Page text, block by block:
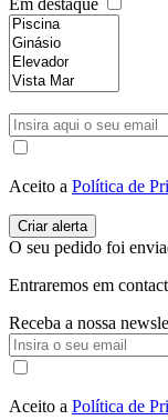
Aceito a Política de
O seu pedido foi
Entraremos em
Receba a nossa
Aceito a Política de